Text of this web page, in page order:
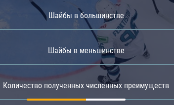
Шайбы в большинстве
Шайбы в меньшинстве
Количество полученных численных преимуществ